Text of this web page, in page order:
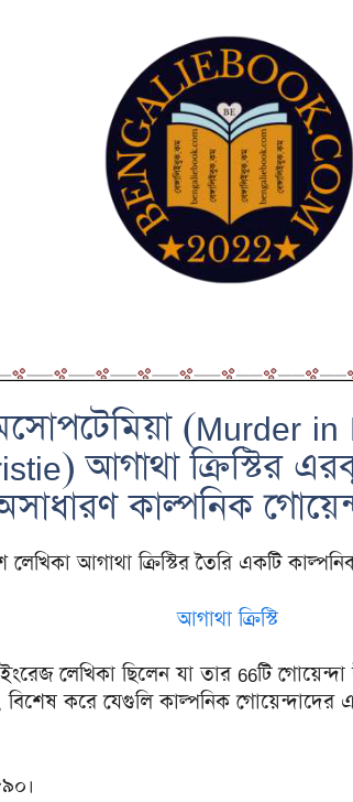
(Murder
আগাথা ক্রিস্টির
কাল্পনিক
আগাথা ক্রিস্টির তৈরি একটি
আগাথা ক্রিস্টি
লেখিকা ছিলেন যা তার 66টি
বিশেষ করে যেগুলি কাল্পনিক